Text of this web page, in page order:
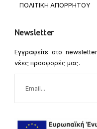
ΠΟΛΙΤΙΚΗ ΑΠΟΡΡΗΤΟΥ
Newsletter
Εγγραφείτε στο
νέες προσφορές μας.